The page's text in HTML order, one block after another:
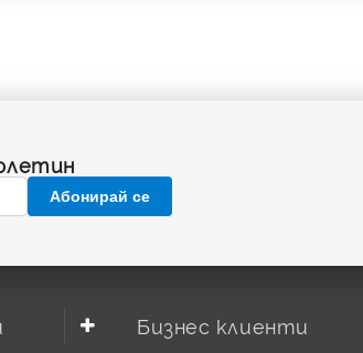
Абонирай се
Бизнес клиенти